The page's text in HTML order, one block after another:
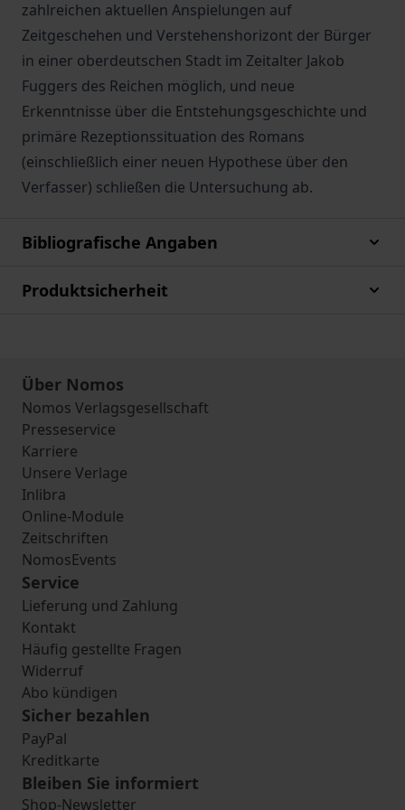
zahlreichen aktuellen Anspielungen auf
Zeitgeschehen und Verstehenshorizont der Bürger
in einer oberdeutschen Stadt im Zeitalter Jakob
Fuggers des Reichen möglich, und neue
Erkenntnisse über die Entstehungsgeschichte und
primäre Rezeptionssituation des Romans
(einschließlich einer neuen Hypothese über den
Verfasser) schließen die Untersuchung ab.
Bibliografische Angaben
Produktsicherheit
Über Nomos
Nomos Verlagsgesellschaft
Presseservice
Karriere
Unsere Verlage
Inlibra
Online-Module
Zeitschriften
NomosEvents
Service
Lieferung und Zahlung
Kontakt
Häufig gestellte Fragen
Widerruf
Abo kündigen
Sicher bezahlen
PayPal
Kreditkarte
Bleiben Sie informiert
Shop-Newsletter